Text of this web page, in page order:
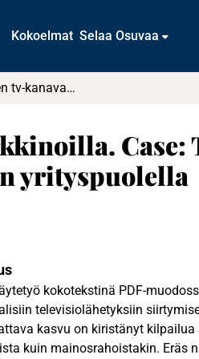
Kokoelmat Selaa Osuvaa
Kilpailu Suomen tv-kanavamarkkinoilla. Case: TV5:n kilpailuasema Suomen tv-kanavamarkkinoiden yrityspuolella
Case:
yrityspuolella
kokotekstinä PDF-
televisiolähetyksiin
kasvu on kiristänyt
kuin mainosrahoistakin. Eräs